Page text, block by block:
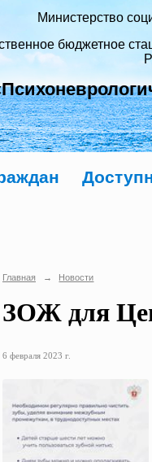
Министерство
бюджетное
Главная → Новости
ЗОЖ для
6 февраля 2023 г.